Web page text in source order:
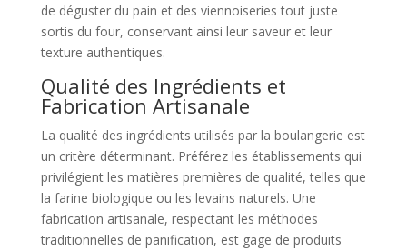
de déguster du pain et des viennoiseries tout juste
sortis du four, conservant ainsi leur saveur et leur
texture authentiques.
Qualité des Ingrédients et
Fabrication Artisanale
La qualité des ingrédients utilisés par la boulangerie est
un critère déterminant. Préférez les établissements qui
privilégient les matières premières de qualité, telles que
la farine biologique ou les levains naturels. Une
fabrication artisanale, respectant les méthodes
traditionnelles de panification, est gage de produits